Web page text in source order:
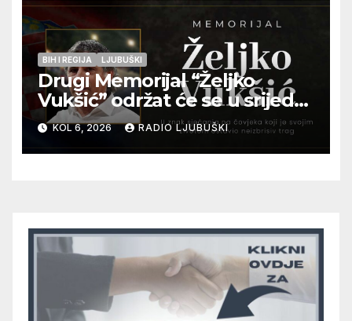
BIH I REGIJA LJUBUŠKI
Drugi Memorijal “Željko
Vukšić” održat će se u srijedu
12. kolovoza u Otoku
KOL 6, 2026 RADIO LJUBUŠKI